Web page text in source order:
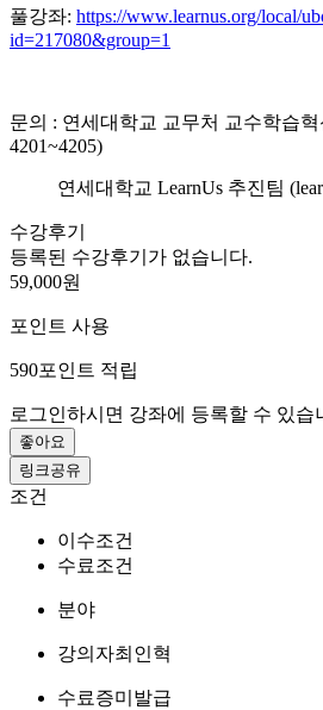
풀강좌: https://www.learnus.org/local/
id=217080&group=1
문의 : 연세대학교 교무처 교수학습혁
4201~4205)
연세대학교 LearnUs 추진팀
수강후기
등록된 수강후기가 없습니다.
59,000원
포인트 사용
590포인트 적립
로그인하시면 강좌에 등록할 수 있습
좋아요
링크공유
조건
이수조건
수료조건
분야
강의자최인혁
수료증미발급